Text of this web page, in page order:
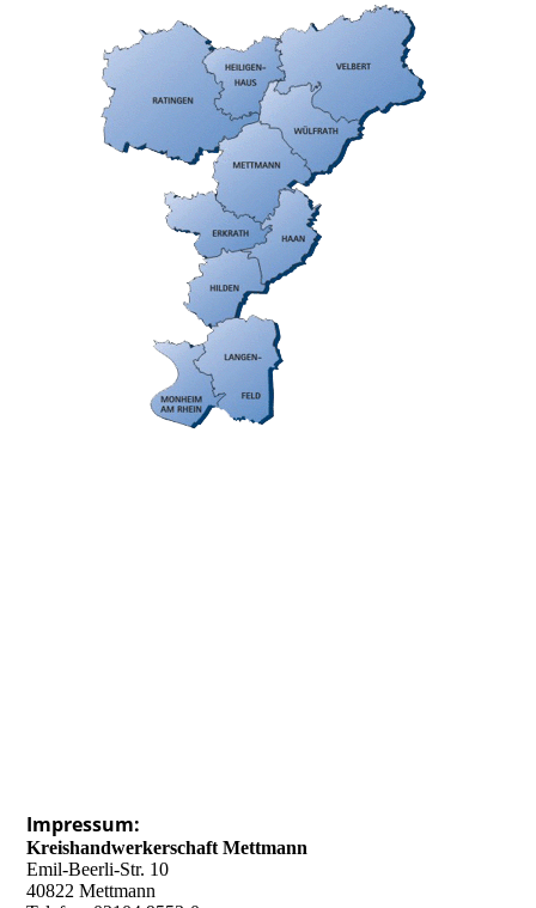
Impressum:
Kreishandwerkerschaft Mettmann
Emil-Beerli-Str. 10
40822 Mettmann